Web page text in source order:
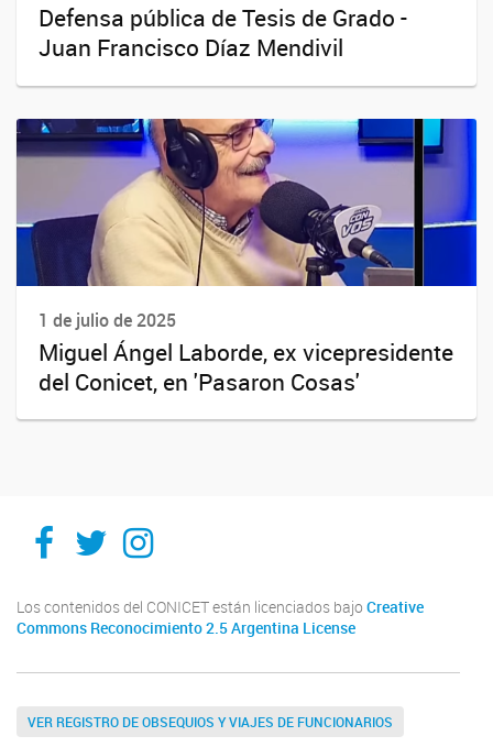
Defensa pública de Tesis de Grado -
Juan Francisco Díaz Mendivil
1 de julio de 2025
Miguel Ángel Laborde, ex vicepresidente
del Conicet, en 'Pasaron Cosas'
IthesIthesIthes
Los contenidos del CONICET están licenciados bajo Creative
Commons Reconocimiento 2.5 Argentina License
VER REGISTRO DE OBSEQUIOS Y VIAJES DE FUNCIONARIOS